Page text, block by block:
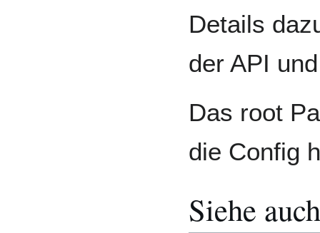
Details
der API
Das root
die Config
Siehe auch